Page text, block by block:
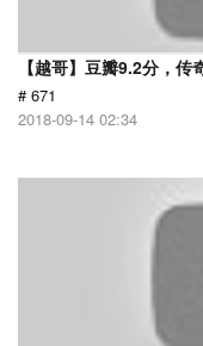
【越哥】豆瓣9.2分，
# 671
2018-09-14 02:34